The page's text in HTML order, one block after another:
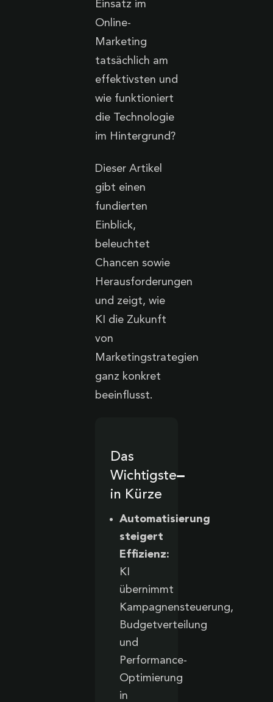
Einsatz im
Online-
Marketing
tatsächlich am
effektivsten und
wie funktioniert
die Technologie
im Hintergrund?
Dieser Artikel
gibt einen
fundierten
Einblick,
beleuchtet
Chancen sowie
Herausforderungen
und zeigt, wie
KI die Zukunft
von
Marketingstrategien
ganz konkret
beeinflusst.
Das
Wichtigste
in Kürze
Automatisierung
steigert
Effizienz:
KI
übernimmt
Kampagnensteuerung,
Budgetverteilung
und
Performance-
Optimierung
in